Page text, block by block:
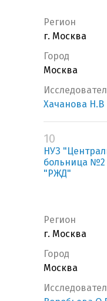
Регион
г. Москва
Город
Москва
Хачанова Н.В
10
НУЗ
больница
"РЖД"
Регион
г. Москва
Город
Москва